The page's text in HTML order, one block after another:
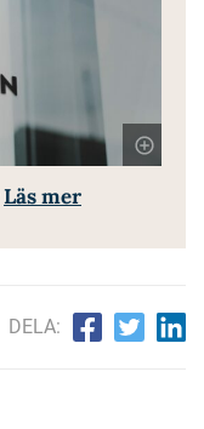
Läs mer
DELA: